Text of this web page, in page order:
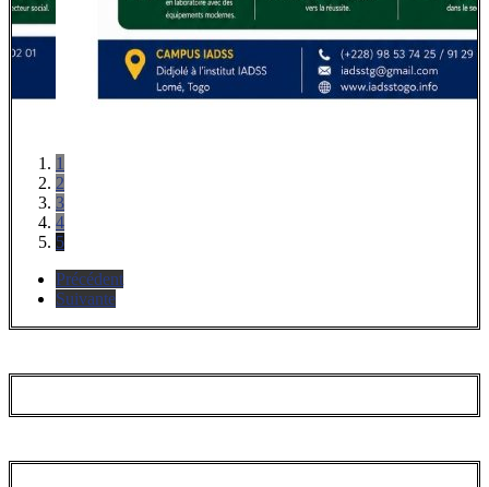
1
2
3
4
5
Précédent
Suivante